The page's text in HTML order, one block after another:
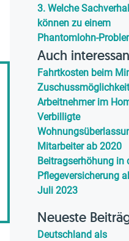
3. Welche
können zu einem
Phantomlohn-
Auch
Fahrtkosten beim
Arbeitnehmer im
Verbilligte
Mitarbeiter ab 2020
Beitragserhöhung in
Pflegeversicherung
Juli 2023
Neueste
Deutschland als